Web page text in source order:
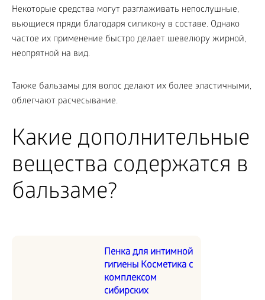
Некоторые средства могут разглаживать непослушные,
вьющиеся пряди благодаря силикону в составе. Однако
частое их применение быстро делает шевелюру жирной,
неопрятной на вид.
Также бальзамы для волос делают их более эластичными,
облегчают расчесывание.
Какие дополнительные
вещества содержатся в
бальзаме?
Пенка для интимной
гигиены Косметика с
комплексом
сибирских